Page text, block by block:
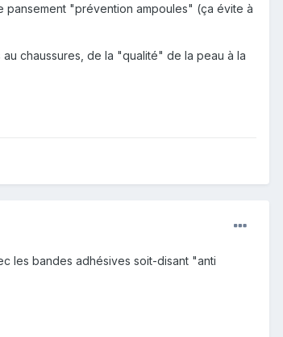
pansement "prévention ampoules" (ça évite à
chaussures, de la "qualité" de la peau à la
les bandes adhésives soit-disant "anti